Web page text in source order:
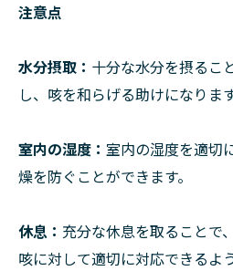
注意点
水分摂取： 十分な水分を摂るこ
し、咳を和らげる助けになります
室内の湿度： 室内の湿度を適切
燥を防ぐことができます。
休息： 充分な休息を取ることで
咳に対して適切に対応できるよ